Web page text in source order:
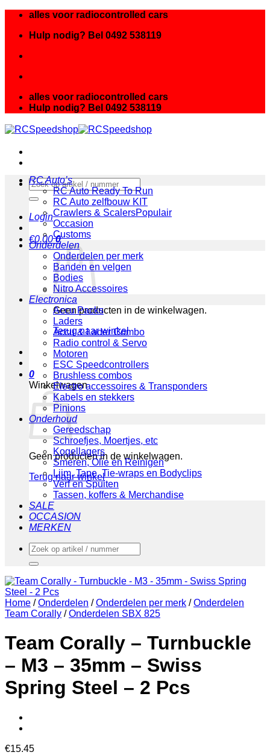
inhoud
alles voor radiocontrolled cars
Hulp nodig? Bel 0492 538119
alles voor radiocontrolled cars
Hulp nodig? Bel 0492 538119
Zoeken
naar:
Login
€0.00 0
Geen producten in de winkelwagen.
Terug naar winkel
0
Winkelwagen
Geen producten in de winkelwagen.
Terug naar winkel
RC Auto’s
RC Auto Ready To Run
RC Auto zelfbouw KIT
Crawlers & Scalers
Occasion
Customs
Onderdelen
Onderdelen per merk
Banden en velgen
Bodies
Nitro Accessoires
Electronica
Accu Packs
Laders
Accu & Lader Combo
Radio control & Servo
Motoren
ESC Speedcontrollers
Brushless combos
Electro accessoires & Transponders
Kabels en stekkers
Pinions
Onderhoud
Gereedschap
Schroefjes, Moertjes, etc
Kogellagers
Smeren, Olie en Reinigen
Lijm, Tape, Tie-wraps en Bodyclips
Verf en Spuiten
Tassen, koffers & Merchandise
SALE
OCCASION
MERKEN
Zoeken
naar:
Home / Onderdelen / Onderdelen per merk / Onderdelen
Team Corally / Onderdelen SBX 825
Team Corally – Turnbuckle
– M3 – 35mm – Swiss
Spring Steel – 2 Pcs
€15.45